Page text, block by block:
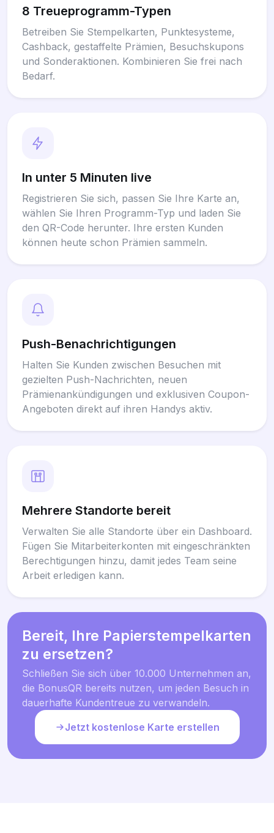
8 Treueprogramm-Typen
Betreiben Sie Stempelkarten, Punktesysteme,
Cashback, gestaffelte Prämien, Besuchskupons
und Sonderaktionen. Kombinieren Sie frei nach
Bedarf.
In unter 5 Minuten live
Registrieren Sie sich, passen Sie Ihre Karte an,
wählen Sie Ihren Programm-Typ und laden Sie
den QR-Code herunter. Ihre ersten Kunden
können heute schon Prämien sammeln.
Push-Benachrichtigungen
Halten Sie Kunden zwischen Besuchen mit
gezielten Push-Nachrichten, neuen
Prämienankündigungen und exklusiven Coupon-
Angeboten direkt auf ihren Handys aktiv.
Mehrere Standorte bereit
Verwalten Sie alle Standorte über ein Dashboard.
Fügen Sie Mitarbeiterkonten mit eingeschränkten
Berechtigungen hinzu, damit jedes Team seine
Arbeit erledigen kann.
Bereit, Ihre Papierstempelkarten
zu ersetzen?
Schließen Sie sich über 10.000 Unternehmen an,
die BonusQR bereits nutzen, um jeden Besuch in
dauerhafte Kundentreue zu verwandeln.
Jetzt kostenlose Karte erstellen